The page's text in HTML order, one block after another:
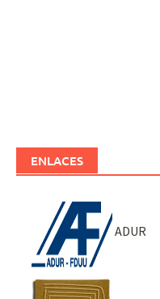
ENLACES
ADUR